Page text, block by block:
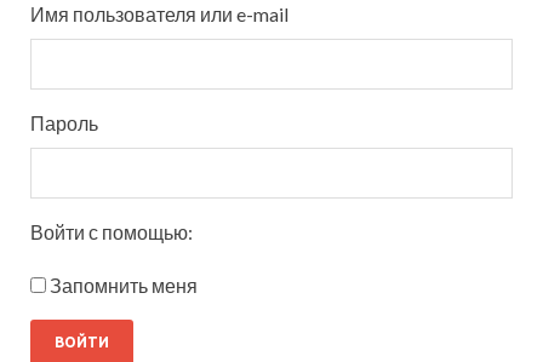
Имя пользователя или e-mail
Пароль
Войти с помощью:
Запомнить меня